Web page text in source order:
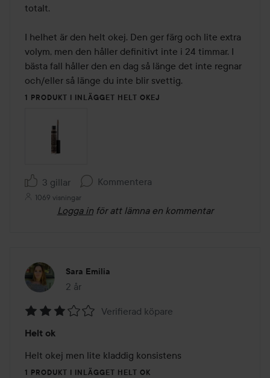
totalt.
I helhet är den helt okej. Den ger färg och lite extra
volym, men den håller definitivt inte i 24 timmar. I
bästa fall håller den en dag så länge det inte regnar
och/eller så länge du inte blir svettig.
1 PRODUKT I INLÄGGET HELT OKEJ
3 gillar Kommentera
1069 visningar
Logga in för att lämna en kommentar
Sara Emilia
2 år
Inlägget skapades 2 år
3
av
5
Verifierad köpare
Helt ok
Helt okej men lite kladdig konsistens
1 PRODUKT I INLÄGGET HELT OK